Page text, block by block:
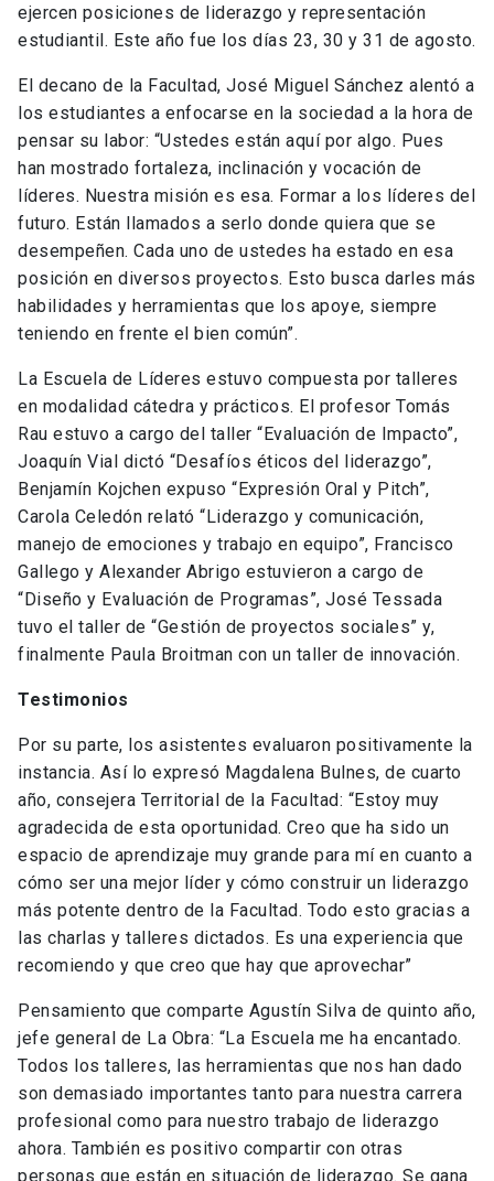
ejercen posiciones de liderazgo y representación
estudiantil. Este año fue los días 23, 30 y 31 de agosto.
El decano de la Facultad, José Miguel Sánchez alentó a
los estudiantes a enfocarse en la sociedad a la hora de
pensar su labor: “Ustedes están aquí por algo. Pues
han mostrado fortaleza, inclinación y vocación de
líderes. Nuestra misión es esa. Formar a los líderes del
futuro. Están llamados a serlo donde quiera que se
desempeñen. Cada uno de ustedes ha estado en esa
posición en diversos proyectos. Esto busca darles más
habilidades y herramientas que los apoye, siempre
teniendo en frente el bien común”.
La Escuela de Líderes estuvo compuesta por talleres
en modalidad cátedra y prácticos. El profesor Tomás
Rau estuvo a cargo del taller “Evaluación de Impacto”,
Joaquín Vial dictó “Desafíos éticos del liderazgo”,
Benjamín Kojchen expuso “Expresión Oral y Pitch”,
Carola Celedón relató “Liderazgo y comunicación,
manejo de emociones y trabajo en equipo”, Francisco
Gallego y Alexander Abrigo estuvieron a cargo de
“Diseño y Evaluación de Programas”, José Tessada
tuvo el taller de “Gestión de proyectos sociales” y,
finalmente Paula Broitman con un taller de innovación.
Testimonios
Por su parte, los asistentes evaluaron positivamente la
instancia. Así lo expresó Magdalena Bulnes, de cuarto
año, consejera Territorial de la Facultad: “Estoy muy
agradecida de esta oportunidad. Creo que ha sido un
espacio de aprendizaje muy grande para mí en cuanto a
cómo ser una mejor líder y cómo construir un liderazgo
más potente dentro de la Facultad. Todo esto gracias a
las charlas y talleres dictados. Es una experiencia que
recomiendo y que creo que hay que aprovechar”
Pensamiento que comparte Agustín Silva de quinto año,
jefe general de La Obra: “La Escuela me ha encantado.
Todos los talleres, las herramientas que nos han dado
son demasiado importantes tanto para nuestra carrera
profesional como para nuestro trabajo de liderazgo
ahora. También es positivo compartir con otras
personas que están en situación de liderazgo. Se gana